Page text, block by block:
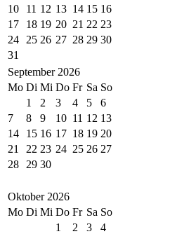
10
11 12 13 14 15 16
17
18 19 20 21 22 23
24
25 26 27 28 29 30
31
September 2026
Mo Di Mi Do Fr Sa So
1
2 3 4 5
6
7
8 9 10 11 12 13
14
15 16 17 18 19 20
21
22 23 24 25 26 27
28
29 30
Oktober 2026
Mo Di Mi Do Fr Sa So
1
2 3
4